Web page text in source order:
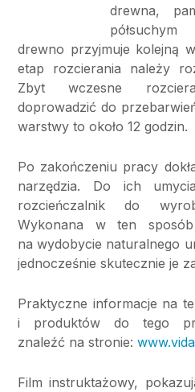
drewna,
drewno przyjmuje kolejną
etap rozcierania należy
Zbyt wczesne
doprowadzić do
warstwy to około 12 godzin.
Po zakończeniu pracy
narzędzia. Do ich
rozcieńczalnik do
Wykonana w ten
na wydobycie naturalnego
jednocześnie skutecznie je
Praktyczne informacje na
i produktów do tego
znaleźć na stronie:
Film instruktażowy,